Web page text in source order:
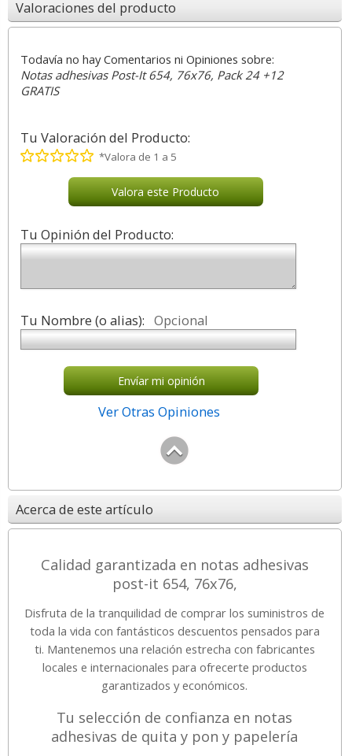
Valoraciones del producto
Todavía no hay Comentarios ni Opiniones sobre:
Notas adhesivas Post-It 654, 76x76, Pack 24 +12
GRATIS
Tu Valoración del Producto:
*Valora de 1 a 5
Valora este Producto
Tu Opinión del Producto:
Tu Nombre (o alias): Opcional
Envíar mi opinión
Ver Otras Opiniones
Acerca de este artículo
Calidad garantizada en notas adhesivas
post-it 654, 76x76,
Disfruta de la tranquilidad de comprar los suministros de
toda la vida con fantásticos descuentos pensados para
ti. Mantenemos una relación estrecha con fabricantes
locales e internacionales para ofrecerte productos
garantizados y económicos.
Tu selección de confianza en notas
adhesivas de quita y pon y papelería